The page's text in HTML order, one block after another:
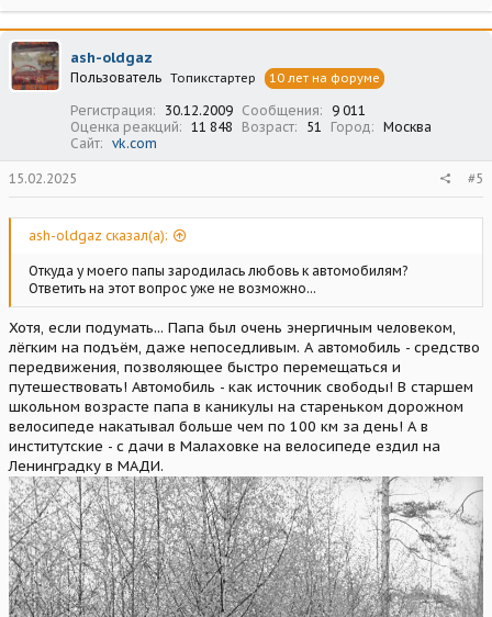
а
к
ц
и
и
ash-oldgaz
Пользователь Топикстартер 10 лет на форуме
Регистрация 30.12.2009 Сообщения
9 011
Оценка реакций
11 848 Возраст 51 Город
Москва
Сайт
vk.com
15.02.2025 #5
ash-oldgaz сказал(а):
Откуда у моего папы зародилась любовь к автомобилям?
Ответить на этот вопрос уже не возможно...
Хотя, если подумать... Папа был очень энергичным человеком,
лёгким на подъём, даже непоседливым. А автомобиль - средство
передвижения, позволяющее быстро перемещаться и
путешествовать! Автомобиль - как источник свободы! В старшем
школьном возрасте папа в каникулы на стареньком дорожном
велосипеде накатывал больше чем по 100 км за день! А в
институтские - с дачи в Малаховке на велосипеде ездил на
Ленинградку в МАДИ.